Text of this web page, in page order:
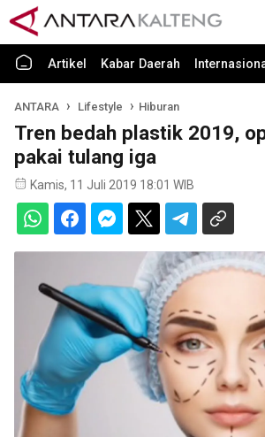
Artikel Kabar Daerah
ANTARA Lifestyle Hiburan
Tren bedah plastik 2019,
pakai tulang iga
Kamis, 11 Juli 2019 18:01 WIB